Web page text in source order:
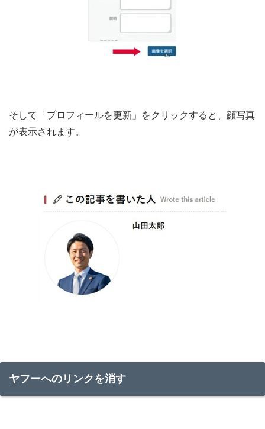
そして「プロフィールを更新」をクリックすると、顔写真
が表示されます。
ヤフーへのリンクを消す